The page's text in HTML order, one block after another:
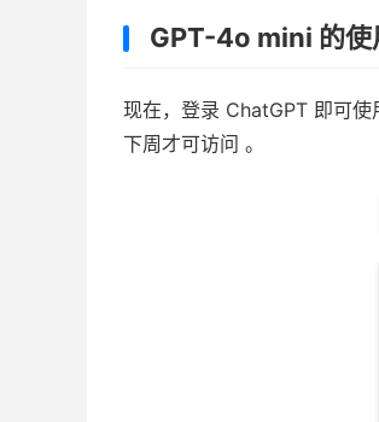
GPT-4o mini 的使
现在，登录 ChatGPT 即可
下周才可访问 。